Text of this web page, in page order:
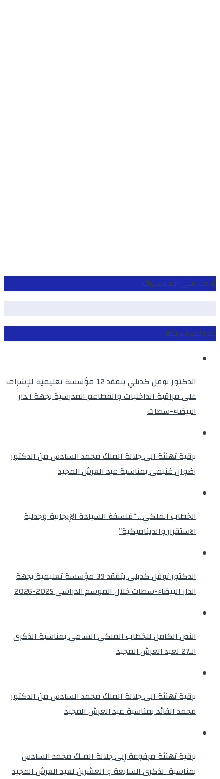
تابعنا على الفايسبوك
مواضيع سابقة
الدكتور نوفل كديلي يتفقد 12 مؤسسة تعليمية للإشراف
على مراقبة الداخليات والمطاعم المدرسية بجهة الدار
البيضاء-سطات
برقية تهنئة الى جلالة الملك محمد السادس من الدكتور
رضوان غنيمي بمناسبة عيد العرش المجيد
الخطاب الملكي .. “فلسفة السيادة الإيجابية وجدلية
الاستقرار والديناميكية”
الدكتور نوفل كديلي يتفقد 39 مؤسسة تعليمية بجهة
الدار البيضاء-سطات خلال الموسم الدراسي 2025-2026
النص الكامل للخطاب الملكي السامي بمناسبة الذكرى
الـ27 لعيد العرش المجيد
برقية تهنئة الى جلالة الملك محمد السادس من الدكتور
محمد الفائد بمناسبة عيد العرش المجيد
برقية تهنئة مرفوعة إلى جلالة الملك محمد السادس
بمناسبة الذكرى السابعة و العشرين لعيد العرش المجيد